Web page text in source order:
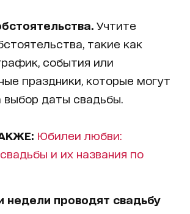
Учтите
такие как
события или
праздники, которые могут
выбор даты свадьбы.
Юбилеи любви:
и их названия по
недели проводят свадьбу